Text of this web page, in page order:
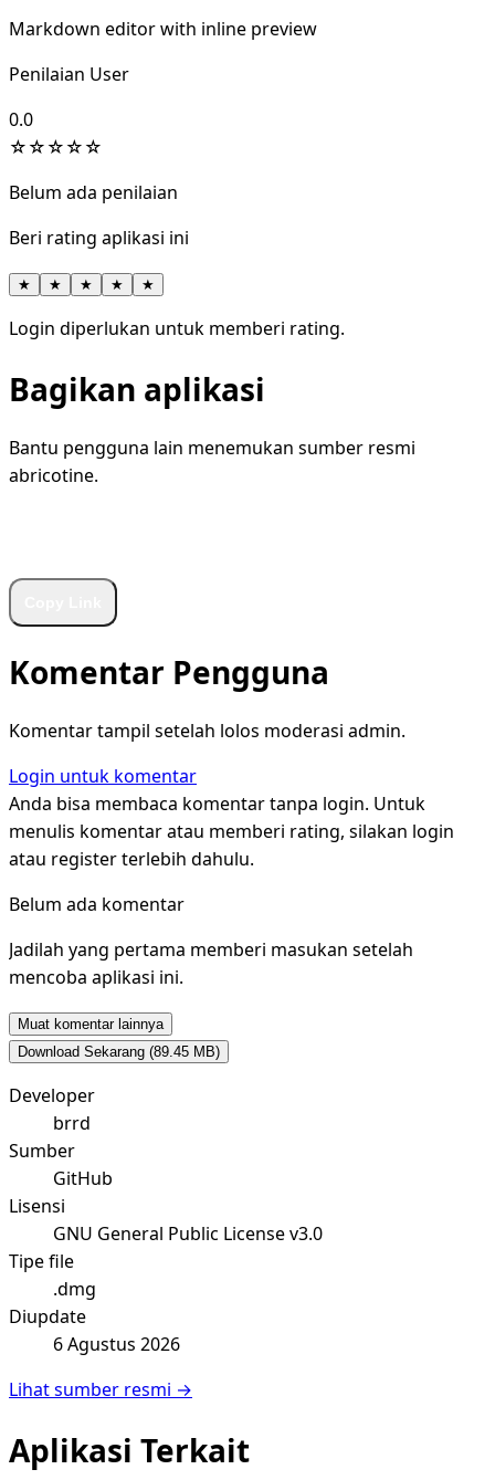
Markdown editor with inline preview
Penilaian User
0.0
☆☆☆☆☆
Belum ada penilaian
Beri rating aplikasi ini
★ ★ ★ ★ ★
Login diperlukan untuk memberi rating.
Bagikan aplikasi
Bantu pengguna lain menemukan sumber resmi
abricotine.
Komentar Pengguna
Komentar tampil setelah lolos moderasi admin.
Login untuk komentar
Anda bisa membaca komentar tanpa login. Untuk
menulis komentar atau memberi rating, silakan login
atau register terlebih dahulu.
Belum ada komentar
Jadilah yang pertama memberi masukan setelah
mencoba aplikasi ini.
Muat komentar lainnya
Download Sekarang (89.45 MB)
Developer
brrd
Sumber
GitHub
Lisensi
GNU General Public License v3.0
Tipe file
.dmg
Diupdate
6 Agustus 2026
Lihat sumber resmi →
Aplikasi Terkait